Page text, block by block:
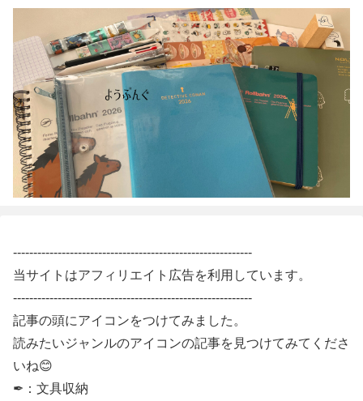
-----------------------------------------------------------
当サイトはアフィリエイト広告を利用しています。
-----------------------------------------------------------
記事の頭にアイコンをつけてみました。
読みたいジャンルのアイコンの記事を見つけてみてくださ
いね😊
✒：文具収納